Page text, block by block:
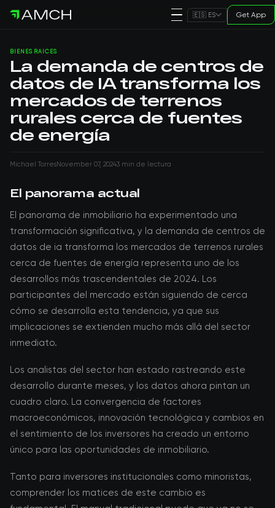
🇪🇸 ES Get App
BIENES RAÍCES
La demanda de centros de
datos de IA transforma los
mercados de terrenos
rurales cerca de fuentes
de energía
Michael TorresNovember 07, 20243 min de lectura
El panorama actual
El panorama de inmobiliario ha experimentado una
transformación significativa, y la demanda de centros de
datos de ia transforma los mercados de terrenos rurales
cerca de fuentes de energía representa uno de los
desarrollos más trascendentales de 2024. Los
participantes del mercado están siguiendo de cerca
cómo se desarrolla esta tendencia, ya que sus
implicaciones se extienden mucho más allá del sector
inmediato.
Los analistas del sector han estado rastreando este
desarrollo durante meses, y los datos ahora pintan un
cuadro claro. La convergencia de factores
macroeconómicos, innovación tecnológica y cambios en
el sentimiento de los inversores ha creado un entorno
único para las oportunidades de inmobiliario.
Tanto para inversores institucionales como minoristas,
comprender los matices de este cambio es